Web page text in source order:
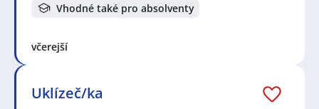
Vhodné také pro absolventy
včerejší
Uklízeč/ka